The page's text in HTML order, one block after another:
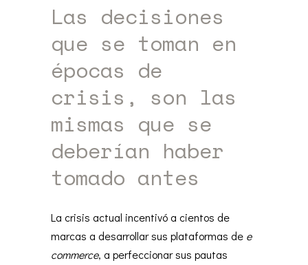
Las decisiones
que se toman en
épocas de
crisis, son las
mismas que se
deberían haber
tomado antes
La crisis actual incentivó a cientos de
marcas a desarrollar sus plataformas de e
commerce, a perfeccionar sus pautas